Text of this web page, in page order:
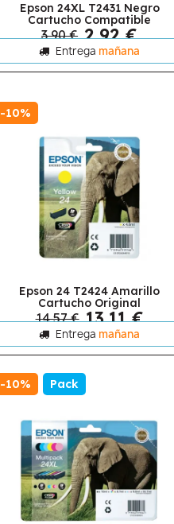
Epson 24XL T2431 Negro
Cartucho Compatible
3,90 € 2,92 €
Entrega mañana
-10%
Epson 24 T2424 Amarillo
Cartucho Original
14,57 € 13,11 €
Entrega mañana
-10% Pack